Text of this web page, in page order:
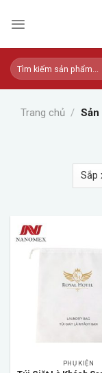
Tìm
kiếm:
Trang chủ / Sản
PHỤ KIỆN